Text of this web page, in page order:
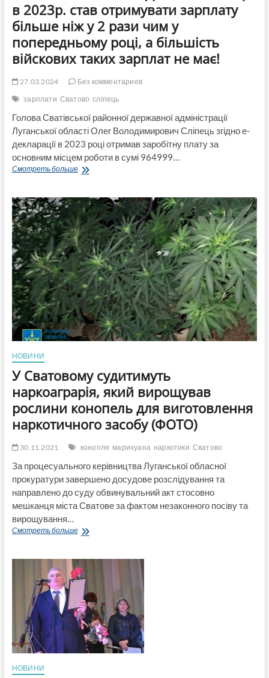
в 2023р. став отримувати зарплату
більше ніж у 2 рази чим у
попередньому році, а більшість
війскових таких зарплат не має!
27.03.2024
Без комментариев
зарплати Сватово сліпець
Голова Сватівської районної державної адміністрації
Луганської області Олег Володимирович Сліпець згідно е-
декларації в 2023 році отримав заробітну плату за
основним місцем роботи в сумі 964999…
Смотреть большеГолова
Олег
Сліпець
в
2023р.
став
отримувати
зарплату
більше
ніж
у
2
рази
чим
у
а
більшість
війскових
таких
не
НОВИНИ
У Сватовому судитимуть
наркоаграрія, який вирощував
рослини конопель для виготовлення
наркотичного засобу (ФОТО)
30.11.2021 конопля марихуана наркотики Сватово
За процесуального керівництва Луганської обласної
прокуратури завершено досудове розслідування та
направлено до суду обвинувальний акт стосовно
мешканця міста Сватове за фактом незаконного посіву та
вирощування…
Смотреть большеУ
наркоаграрія,
який
вирощував
рослини
конопель
для
виготовлення
наркотичного
засобу
НОВИНИ